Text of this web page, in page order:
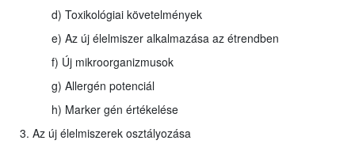
d) Toxikológiai követelmények
e) Az új élelmiszer alkalmazása az étrendben
f) Új mikroorganizmusok
g) Allergén potenciál
h) Marker gén értékelése
3. Az új élelmiszerek osztályozása